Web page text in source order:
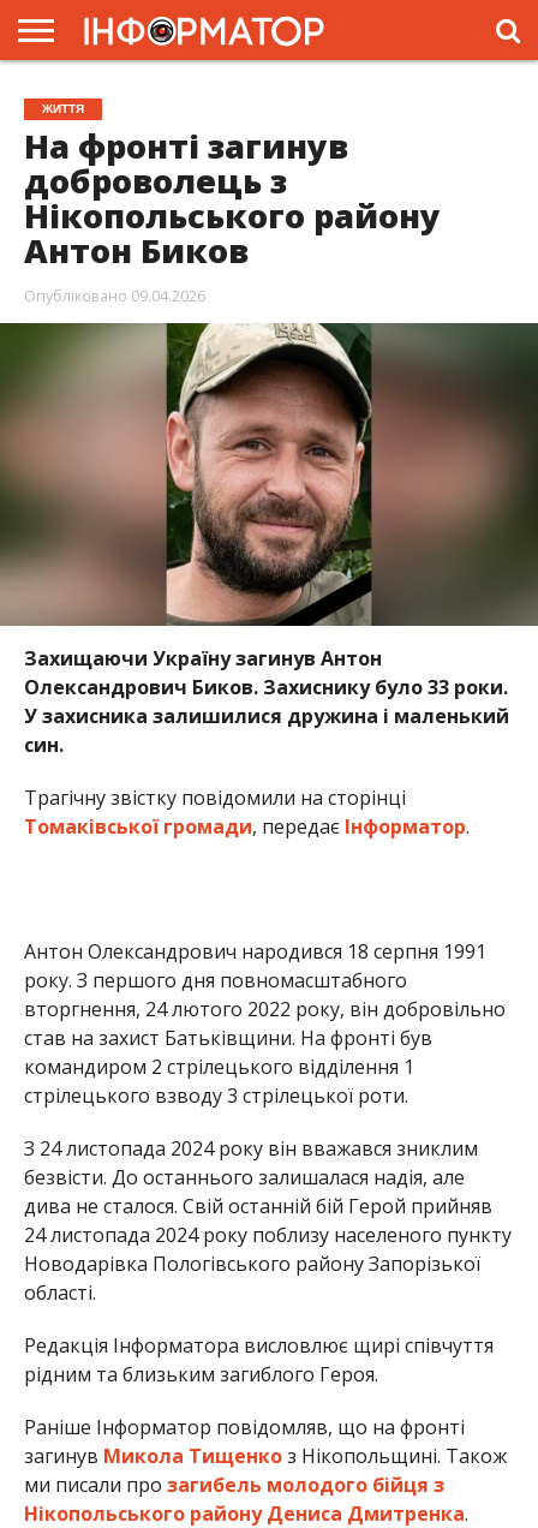
ГОЛОВНА
ЖИТТЯ
ВЛАДА
ГРОШІ
ТРЕШ
ПРЕС-
РЕЛІЗИ
РЕКЛАМА
ПРОЕКТИ
ЖИТТЯ
На фронті загинув
доброволець з
Нікопольського району
Антон Биков
Опубліковано 09.04.2026
Захищаючи Україну загинув Антон
Олександрович Биков. Захиснику було 33 роки.
У захисника залишилися дружина і маленький
син.
Трагічну звістку повідомили на сторінці
Томаківської громади, передає Інформатор.
Антон Олександрович народився 18 серпня 1991
року. З першого дня повномасштабного
вторгнення, 24 лютого 2022 року, він добровільно
став на захист Батьківщини. На фронті був
командиром 2 стрілецького відділення 1
стрілецького взводу 3 стрілецької роти.
З 24 листопада 2024 року він вважався зниклим
безвісти. До останнього залишалася надія, але
дива не сталося. Свій останній бій Герой прийняв
24 листопада 2024 року поблизу населеного пункту
Новодарівка Пологівського району Запорізької
області.
Редакція Інформатора висловлює щирі співчуття
рідним та близьким загиблого Героя.
Раніше Інформатор повідомляв, що на фронті
загинув Микола Тищенкоз Нікопольщині. Також
ми писали про загибель молодого бійця з
Нікопольського району Дениса Дмитренка.